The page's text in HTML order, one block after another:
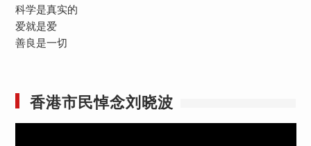
科学是真实的
爱就是爱
善良是一切
香港市民悼念刘晓波